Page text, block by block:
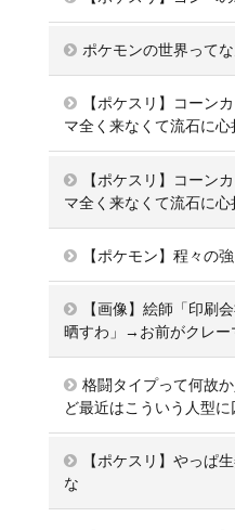
ポケモンの世界って
【ポケスリ】コーン
マ全く来なくて流石に心
【ポケスリ】コーン
マ全く来なくて流石に心
【ポケモン】程々の
【画像】絵師「印刷
晒すわ」→お前がクレー
格闘タイプって何故
ど最近はこういう人型
【ポケスリ】やっぱ
な